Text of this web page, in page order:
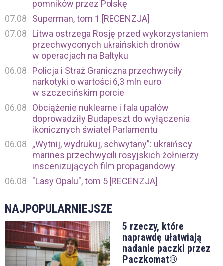
pomników przez Polskę
07.08
Superman, tom 1 [RECENZJA]
07.08
Litwa ostrzega Rosję przed wykorzystaniem
przechwyconych ukraińskich dronów
w operacjach na Bałtyku
06.08
Policja i Straż Graniczna przechwyciły
narkotyki o wartości 6,3 mln euro
w szczecińskim porcie
06.08
Obciążenie nuklearne i fala upałów
doprowadziły Budapeszt do wyłączenia
ikonicznych świateł Parlamentu
06.08
„Wytnij, wydrukuj, schwytany”: ukraińscy
marines przechwycili rosyjskich żołnierzy
inscenizujących film propagandowy
06.08
"Lasy Opalu", tom 5 [RECENZJA]
NAJPOPULARNIEJSZE
5 rzeczy, które
naprawdę ułatwiają
nadanie paczki przez
Paczkomat®